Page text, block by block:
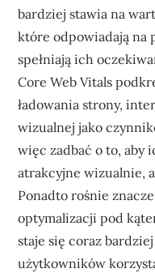
bardziej stawia na
które odpowiadają na
spełniają ich
Core Web Vitals
ładowania strony,
wizualnej jako
więc zadbać o to, aby
atrakcyjne wizualnie,
Ponadto rośnie
optymalizacji pod
staje się coraz
użytkowników